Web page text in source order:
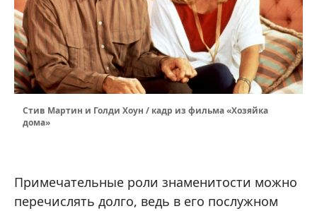
Стив Мартин и Голди Хоун / кадр из фильма «Хозяйка
дома»
Примечательные роли знаменитости можно
перечислять долго, ведь в его послужном